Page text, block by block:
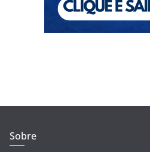
Sobre